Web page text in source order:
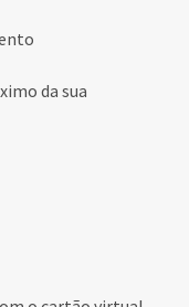
da sua